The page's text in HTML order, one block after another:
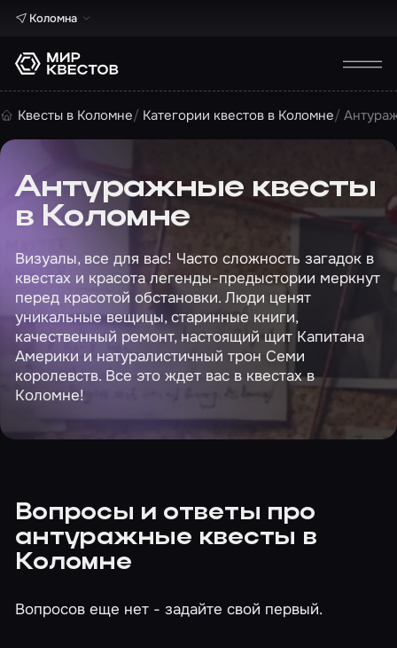
Коломна
Квесты в Коломне Категории квестов в Коломне
Антуражные квесты
в Коломне
Визуалы, все для вас! Часто сложность загадок в
квестах и красота легенды-предыстории меркнут
перед красотой обстановки. Люди ценят
уникальные вещицы, старинные книги,
качественный ремонт, настоящий щит Капитана
Америки и натуралистичный трон Семи
королевств. Все это ждет вас в квестах в
Коломне!
Вопросы и ответы про
антуражные квесты в
Коломне
Вопросов еще нет - задайте свой первый.